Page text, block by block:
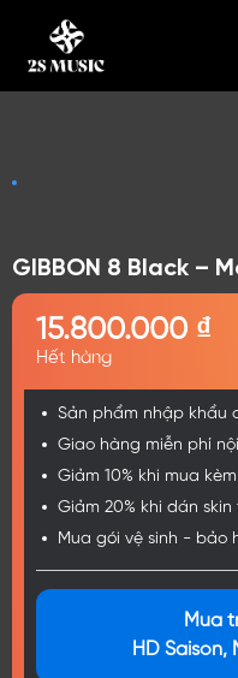
GIBBON 8 Black –
15.800.000 ₫
Hết hàng
Sản phẩm nhập khẩu
Giao hàng miễn phí
Giảm 10% khi mua
Giảm 20% khi dán skin
Mua gói vệ sinh - bảo
Mua
HD Saison,